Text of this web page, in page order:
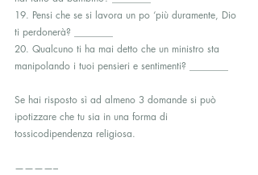
19. Pensi che se si lavora un po ‘più duramente, Dio
ti perdonerà? ________
20. Qualcuno ti ha mai detto che un ministro sta
manipolando i tuoi pensieri e sentimenti? ________
Se hai risposto sì ad almeno 3 domande si può
ipotizzare che tu sia in una forma di
tossicodipendenza religiosa.
————–